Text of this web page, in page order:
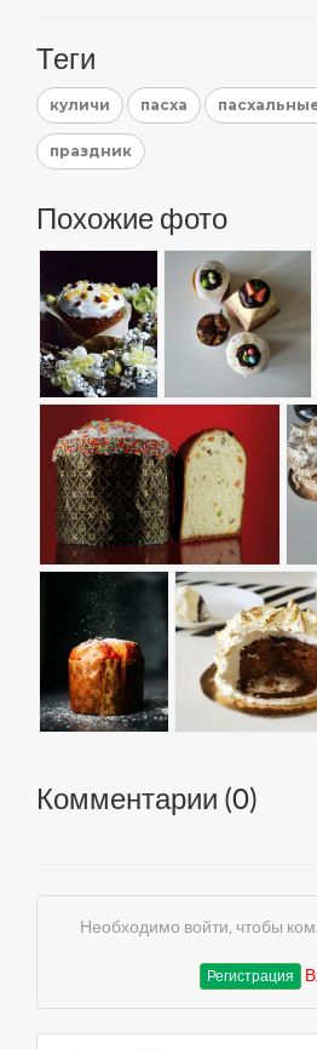
Теги
куличи пасха
праздник
Похожие фото
Комментарии (0)
Необходимо войти, чтобы
Регистрация